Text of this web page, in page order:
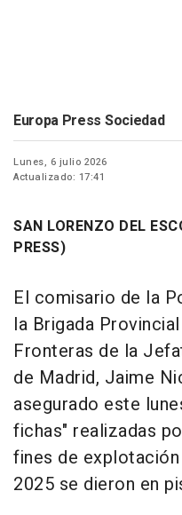
Europa Press Sociedad
Lunes, 6 julio 2026
Actualizado: 17:41
SAN LORENZO DEL
PRESS)
El comisario de la
la Brigada
Fronteras de la
de Madrid, Jaime
asegurado este
fichas" realizadas
fines de
2025 se dieron en